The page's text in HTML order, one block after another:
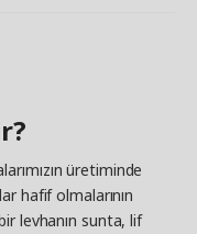
üretiminde
hafif olmalarının
levhanın sunta, lif